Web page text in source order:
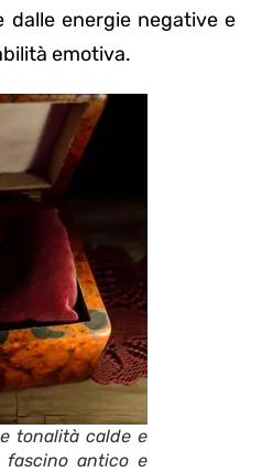
dalle energie negative e
emotiva.
tonalità calde e
fascino antico e